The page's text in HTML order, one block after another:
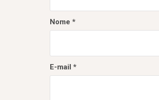
o
s
Nome *
E-mail *